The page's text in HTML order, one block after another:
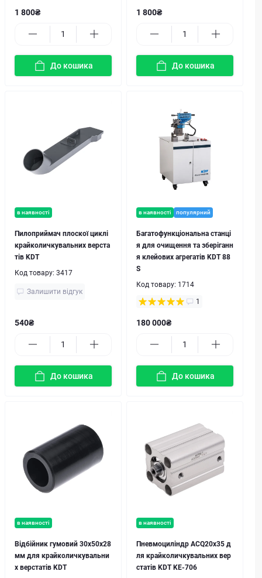
1 800₴
До кошика
1 800₴
До кошика
в наявності
Пилоприймач плоскої циклі
крайколичкувальних верста
тів KDT
Код товару: 3417
Залишити відгук
540₴
До кошика
в наявності популярний
Багатофункціональна станці
я для очищення та зберіганн
я клейових агрегатів KDT 88
S
Код товару: 1714
1
180 000₴
До кошика
в наявності
Відбійник гумовий 30х50х28
мм для крайколичкувальни
х верстатів KDT
в наявності
Пневмоциліндр ACQ20x35 д
ля крайколичкувальних вер
статів KDT KE-706